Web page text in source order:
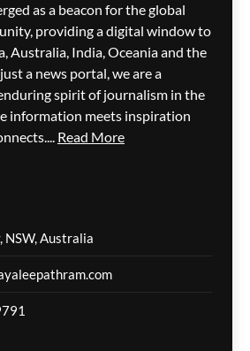
287
വെട്ടിനശിപ്പിച്ചു;
വൻ തുക
ഗീത ദാസ്‌ 2 hours ago
നിലയിൽ
മൃതദേഹം
കണ്ടെത്തി
ഗീത ദാസ്‌
as a beacon for the global
providing a digital window to
Australia, India, Oceania and the
a news portal, we are a
spirit of journalism in the
information meets inspiration
Read More
NSW, Australia